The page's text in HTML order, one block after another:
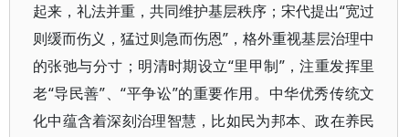
起来，礼法并重，共同维护基层秩序；宋代提出“宽过
则缓而伤义，猛过则急而伤恩”，格外重视基层治理中
的张弛与分寸；明清时期设立“里甲制”，注重发挥里
老“导民善”、“平争讼”的重要作用。中华优秀传统文
化中蕴含着深刻治理智慧，比如民为邦本、政在养民